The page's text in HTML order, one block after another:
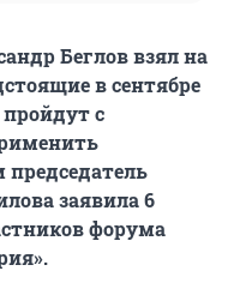
Беглов взял на
в сентябре
с
заявила 6
форума